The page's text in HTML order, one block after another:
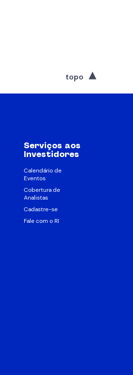
topo
Serviços aos
Investidores
Calendário de
Eventos
Cobertura de
Analistas
Cadastre-se
Fale com o RI